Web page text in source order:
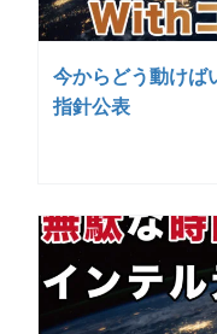
今からどう動けば
指針公表